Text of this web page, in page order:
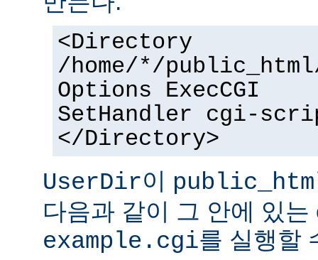
<Directory
/home/*/
Options ExecCGI
SetHandler cgi-
</Directory>
UserDir이
다음과 같이 그 안에 있
example.cgi를 실행할